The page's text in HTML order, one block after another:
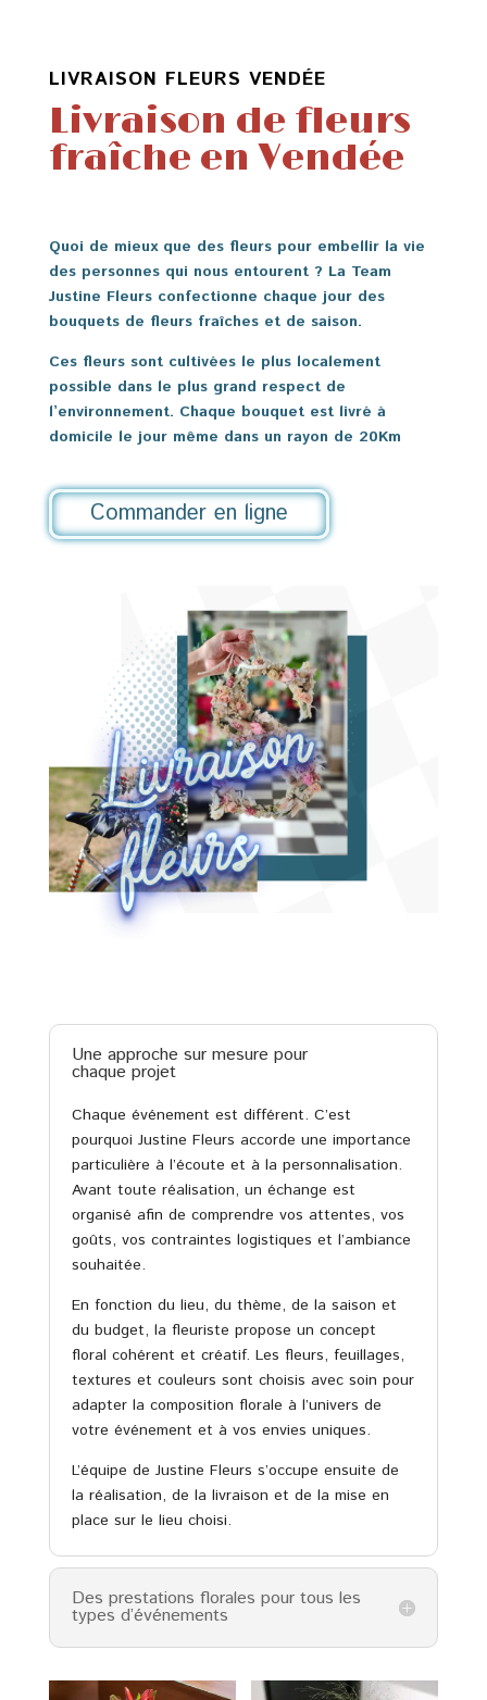
LIVRAISON FLEURS VENDÉE
Livraison de fleurs
fraîche en Vendée
Quoi de mieux que des fleurs pour embellir la vie
des personnes qui nous entourent ? La Team
Justine Fleurs confectionne chaque jour des
bouquets de fleurs fraîches et de saison.
Ces fleurs sont cultivées le plus localement
possible dans le plus grand respect de
l’environnement. Chaque bouquet est livré à
domicile le jour même dans un rayon de 20Km
Commander en ligne
Une approche sur mesure pour
chaque projet
Chaque événement est différent. C’est
pourquoi Justine Fleurs accorde une importance
particulière à l’écoute et à la personnalisation.
Avant toute réalisation, un échange est
organisé afin de comprendre vos attentes, vos
goûts, vos contraintes logistiques et l’ambiance
souhaitée.
En fonction du lieu, du thème, de la saison et
du budget, la fleuriste propose un concept
floral cohérent et créatif. Les fleurs, feuillages,
textures et couleurs sont choisis avec soin pour
adapter la composition florale à l’univers de
votre événement et à vos envies uniques.
L’équipe de Justine Fleurs s’occupe ensuite de
la réalisation, de la livraison et de la mise en
place sur le lieu choisi.
Des prestations florales pour tous les
types d’événements